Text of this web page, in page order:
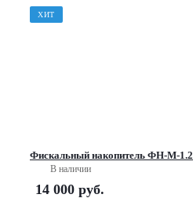
ХИТ
Фискальный накопитель ФН-М-1.2
В наличии
14 000 руб.